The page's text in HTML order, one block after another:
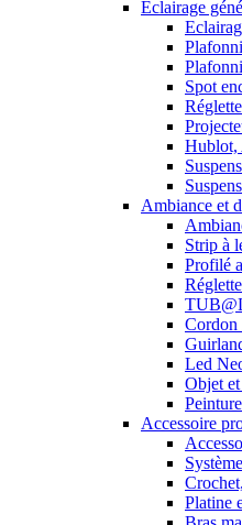
Eclairage
Spot
Hublot,
Ambiance et
Strip à
Profilé
Cordon
Led
Objet
Accessoire
Platine